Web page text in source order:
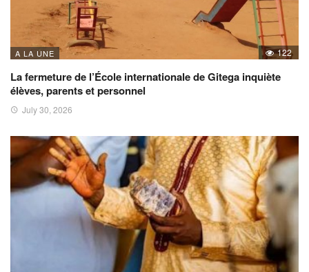
A LA UNE 122
La fermeture de l’École internationale de Gitega inquiète
élèves, parents et personnel
July 30, 2026